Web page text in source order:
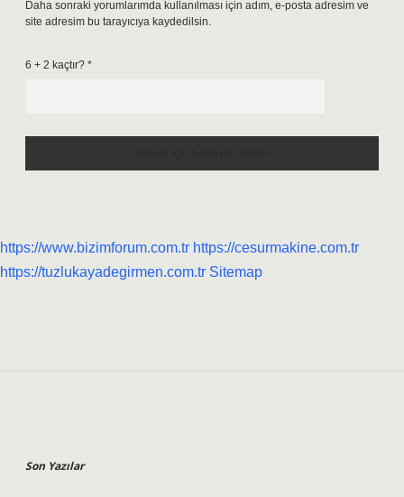
Daha sonraki yorumlarımda kullanılması için adım, e-posta adresim ve
site adresim bu tarayıcıya kaydedilsin.
6 + 2 kaçtır? *
https://www.bizimforum.com.tr https://cesurmakine.com.tr
https://tuzlukayadegirmen.com.tr Sitemap
Son Yazılar